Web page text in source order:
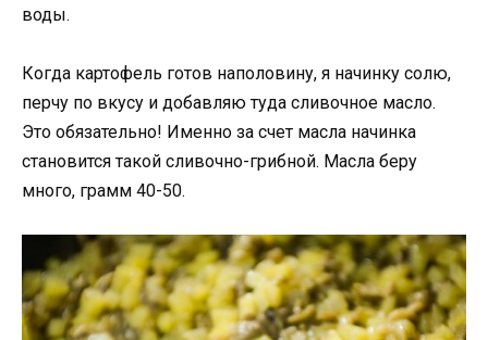
воды.
Когда картофель готов наполовину, я начинку солю,
перчу по вкусу и добавляю туда сливочное масло.
Это обязательно! Именно за счет масла начинка
становится такой сливочно-грибной. Масла беру
много, грамм 40-50.